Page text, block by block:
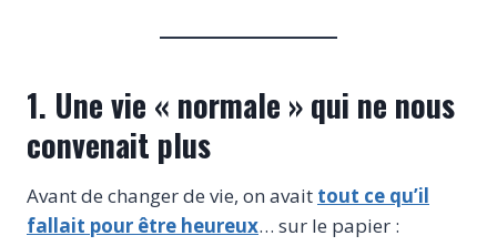
1. Une vie « normale » qui ne nous
convenait plus
Avant de changer de vie, on avait tout ce qu’il
fallait pour être heureux… sur le papier :